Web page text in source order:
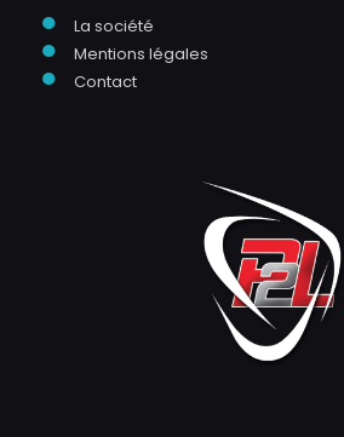
● La société
● Mentions légales
● Contact